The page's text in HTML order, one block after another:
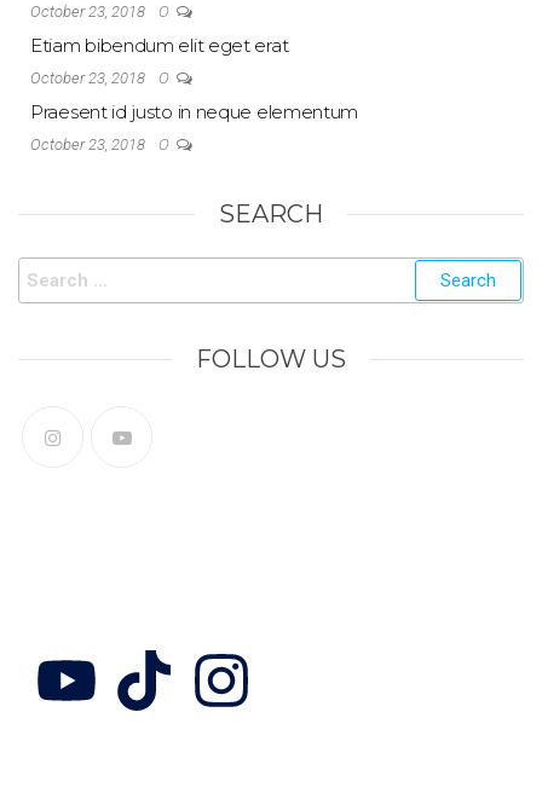
October 23, 2018 0
Etiam bibendum elit eget erat
October 23, 2018 0
Praesent id justo in neque elementum
October 23, 2018 0
SEARCH
FOLLOW US